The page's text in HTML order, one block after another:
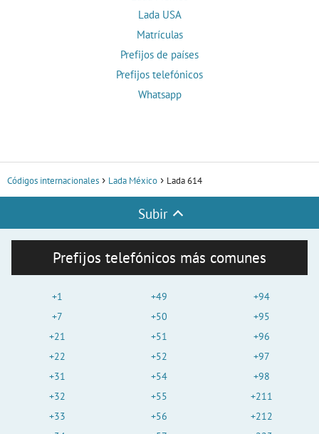
Lada USA
Matrículas
Prefijos de países
Prefijos telefónicos
Whatsapp
Códigos internacionales Lada México Lada 614
Subir
Prefijos telefónicos más comunes
+1
+7
+21
+22
+31
+32
+33
+49
+50
+51
+52
+54
+55
+56
+94
+95
+96
+97
+98
+211
+212